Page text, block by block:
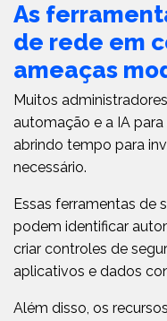
As
de rede em
ameaças
Muitos
automação e a IA
abrindo tempo para
necessário.
Essas ferramentas de
podem identificar
criar controles de
aplicativos e dados
Além disso, os